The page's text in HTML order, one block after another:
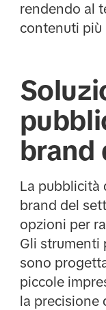
rendendo al
contenuti più
brand
La pubblicità
brand del
opzioni per
Gli strumenti
sono
piccole
la